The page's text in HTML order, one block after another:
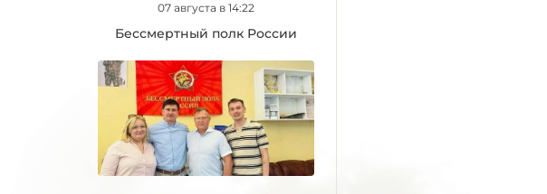
07 августа в 14:22
Бессмертный полк России